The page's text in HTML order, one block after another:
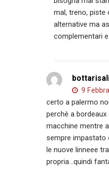
mal, treno, piste
alternative ma
complementari
9
certo a palermo
perchè a
macchine mentre
sempre impastato
le nuove linneee
propria…quindi